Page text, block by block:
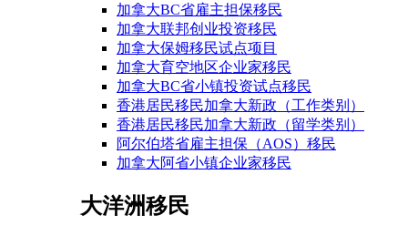
加拿大BC省雇主担保移民
加拿大联邦创业投资移民
加拿大保姆移民试点项目
加拿大育空地区企业家移民
加拿大BC省小镇投资试点移民
香港居民移民加拿大新政（工作类别）
香港居民移民加拿大新政（留学类别）
阿尔伯塔省雇主担保（AOS）移民
加拿大阿省小镇企业家移民
大洋洲移民